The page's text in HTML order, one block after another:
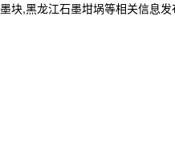
块,黑龙江石墨坩埚等相关信息发